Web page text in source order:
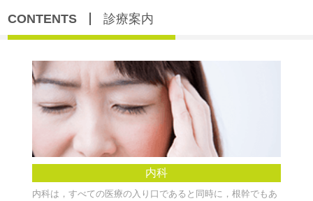
CONTENTS 診療案内
内科
内科は，すべての医療の入り口であると同時に，根幹でもあ